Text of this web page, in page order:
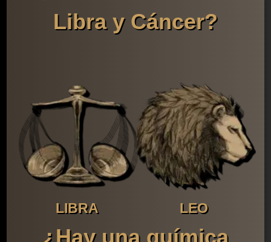
Libra y Cáncer?
LIBRA LEO